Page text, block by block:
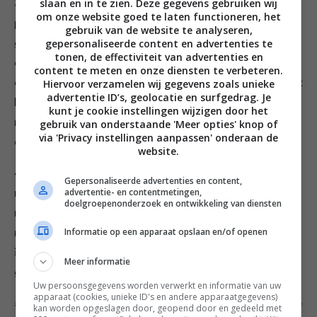
3 Wrijf voor de deegbodempjes de bloem,
poedersuiker en boter door elkaar tot een
grofkruimelig mengsel. Klop het hele ei en de melk in
een kom, meng ze door het kruimelmengsel en kneed
er een ruw deeg van ‒ meng niet te lang, anders wordt
het deeg elastisch in plaats van kruimelig. Laat het
minimaal 2 uur, maar liever een hele nacht, rusten in
de koelkast.
4 Rol het deeg uit tot een dunne lap van ongeveer 1
mm dik, steek er met een uitsteekvormpje (0 12 cm)
rondjes uit en bekleed er 8–10 taartvormpjes (0 8 cm)
mee. Druk het deeg met je vingers goed aan, laat het
iets over de rand hangen en prik met een vork kleine
gaatjes in de bodem.
5 Leg op elke deegbodem een velletje bakpapier, vul ze
slaan en in te zien. Deze gegevens gebruiken wij
om onze website goed te laten functioneren, het
gebruik van de website te analyseren,
gepersonaliseerde content en advertenties te
tonen, de effectiviteit van advertenties en
content te meten en onze diensten te verbeteren.
Hiervoor verzamelen wij gegevens zoals unieke
advertentie ID’s, geolocatie en surfgedrag. Je
kunt je cookie instellingen wijzigen door het
gebruik van onderstaande 'Meer opties' knop of
via 'Privacy instellingen aanpassen' onderaan de
website.
Gepersonaliseerde advertenties en content,
advertentie- en contentmetingen,
doelgroepenonderzoek en ontwikkeling van diensten
Informatie op een apparaat opslaan en/of openen
Meer informatie
Uw persoonsgegevens worden verwerkt en informatie van uw
apparaat (cookies, unieke ID's en andere apparaatgegevens)
kan worden opgeslagen door, geopend door en gedeeld met